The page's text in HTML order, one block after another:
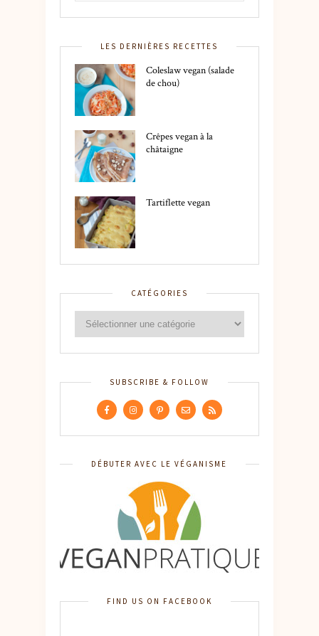
LES DERNIÈRES RECETTES
Coleslaw vegan (salade
de chou)
Crêpes vegan à la
châtaigne
Tartiflette vegan
CATÉGORIES
SUBSCRIBE & FOLLOW
DÉBUTER AVEC LE VÉGANISME
FIND US ON FACEBOOK